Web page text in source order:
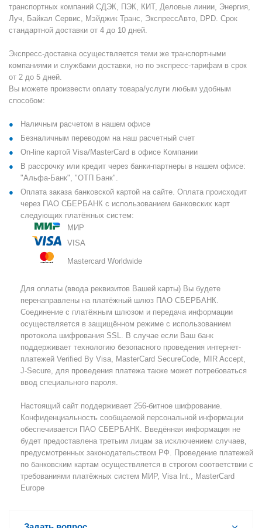
транспортных компаний СДЭК, ПЭК, КИТ, Деловые линии, Энергия,
Луч, Байкал Сервис, Мэйджик Транс, ЭкспрессАвто, DPD. Срок
стандартной доставки от 4 до 10 дней.
Экспресс-доставка осуществляется теми же транспортными
компаниями и службами доставки, но по экспресс-тарифам в срок
от 2 до 5 дней.
Вы можете произвести оплату товара/услуги любым удобным
способом:
Наличным расчетом в нашем офисе
Безналичным переводом на наш расчетный счет
On-line картой Visa/MasterCard в офисе Компании
В рассрочку или кредит через банки-партнеры в нашем офисе:
"Альфа-Банк", "ОТП Банк".
Оплата заказа банковской картой на сайте. Оплата происходит
через ПАО СБЕРБАНК с использованием банковских карт
следующих платёжных систем:
МИР
VISA
Mastercard Worldwide
Для оплаты (ввода реквизитов Вашей карты) Вы будете
перенаправлены на платёжный шлюз ПАО СБЕРБАНК.
Соединение с платёжным шлюзом и передача информации
осуществляется в защищённом режиме с использованием
протокола шифрования SSL. В случае если Ваш банк
поддерживает технологию безопасного проведения интернет-
платежей Verified By Visa, MasterCard SecureCode, MIR Accept,
J-Secure, для проведения платежа также может потребоваться
ввод специального пароля.
Настоящий сайт поддерживает 256-битное шифрование.
Конфиденциальность сообщаемой персональной информации
обеспечивается ПАО СБЕРБАНК. Введённая информация не
будет предоставлена третьим лицам за исключением случаев,
предусмотренных законодательством РФ. Проведение платежей
по банковским картам осуществляется в строгом соответствии с
требованиями платёжных систем МИР, Visa Int., MasterCard
Europe